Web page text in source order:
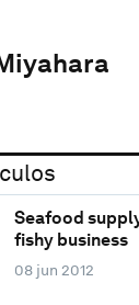
Seafood
fishy business
08 jun 2012